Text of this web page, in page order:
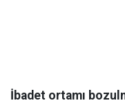
İbadet ortamı